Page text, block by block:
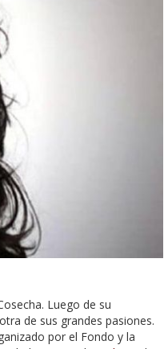
Luego de su
de sus grandes pasiones.
por el Fondo y la